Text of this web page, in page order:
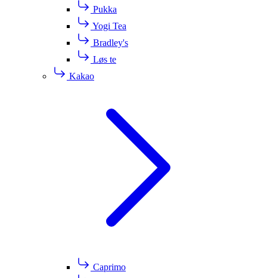
Pukka
Yogi Tea
Bradley's
Løs te
Kakao
Caprimo